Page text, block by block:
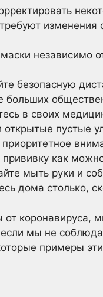
изменения
независимо
безопасную
больших
в своих
открытые пустые
прививку как
мыть руки и
дома столько,
коронавируса,
мы не
примеры